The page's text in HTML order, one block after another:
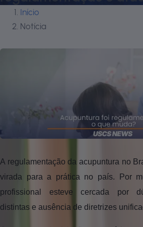
Início
Notícia
A regulamentação da acupuntura no
virada para a prática no país. Por
profissional esteve cercada por
distintas e ausência de diretrizes